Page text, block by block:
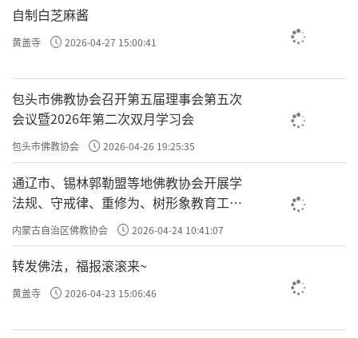
但是，如果没有这个向上的心就不对了。身体、
行为可以暂时做不到，但这份向上的心不能不
存。
第二种是取相忏。
指通过有仪轨的忏法来忏悔。比如拜《八十八佛
大忏悔文》《地藏忏》《药师忏》《弥陀忏》和
《梁皇宝忏》等。
拜这个忏悔要求的条件很多，比如要怎样布置坛
自制白芝麻酱
黄盖寺 2026-04-27 15:00:41
包头市佛教协会召开第五届理事会第五次
会议暨2026年第二次双月学习会
包头市佛教协会 2026-04-26 19:25:35
通辽市、锡林郭勒盟等地佛教协会开展学
法规、守戒律、重修为、树形象教育工作
专题学习会
内蒙古自治区佛教协会 2026-04-24 10:41:07
转发佛法，福报滚滚来~
黄盖寺 2026-04-23 15:06:46